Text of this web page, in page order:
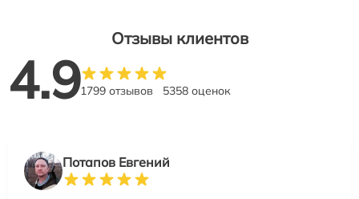
Отзывы клиентов
4.91799 отзывов 5358 оценок
Потапов Евгений